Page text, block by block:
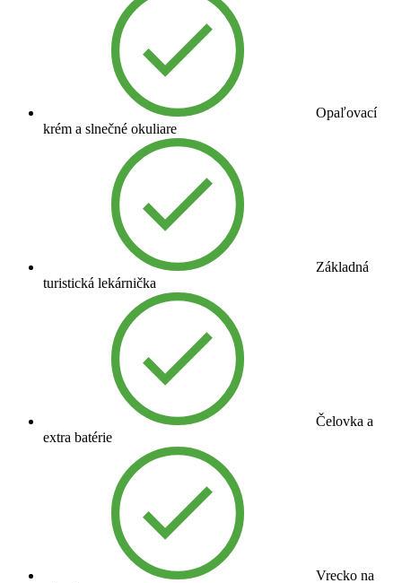
Opaľovací
krém a slnečné okuliare
Základná
turistická lekárnička
Čelovka a
extra batérie
Vrecko na